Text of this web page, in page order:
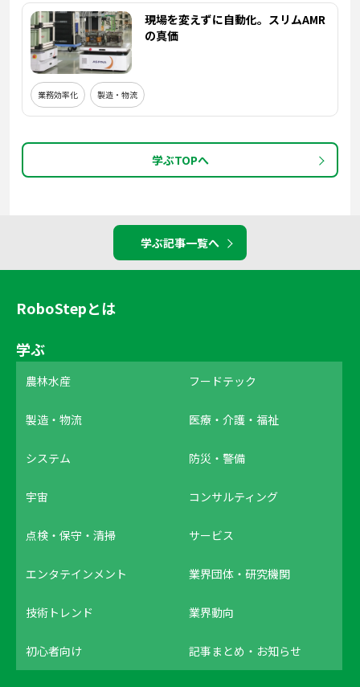
現場を変えずに自動化。スリムAMR
の真価
業務効率化 製造・物流
学ぶTOPへ
学ぶ記事一覧へ
RoboStepとは
学ぶ
農林水産 フードテック
製造・物流 医療・介護・福祉
システム 防災・警備
宇宙 コンサルティング
点検・保守・清掃 サービス
エンタテインメント 業界団体・研究機関
技術トレンド 業界動向
初心者向け 記事まとめ・お知らせ